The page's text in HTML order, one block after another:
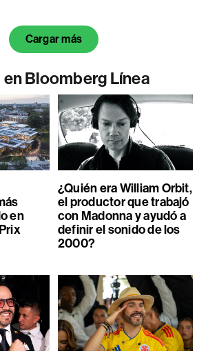
Cargar más
Bloomberg Línea
en
¿Quién era William Orbit,
el productor que trabajó
con Madonna y ayudó a
definir el sonido de los
2000?